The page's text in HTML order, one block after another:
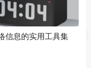
信息的实用工具集